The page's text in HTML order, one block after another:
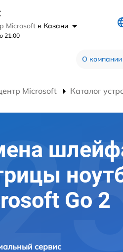
Microsoft в Казани
21:00
О компании
Microsoft Каталог
Go 2
сервис